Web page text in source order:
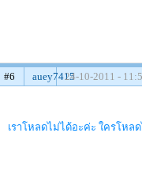
#6 auey741524-10-2011 -
เราโหลดไม่ได้อะค่ะ ใครโห